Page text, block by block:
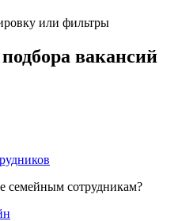
или фильтры
вакансий
семейным сотрудникам?